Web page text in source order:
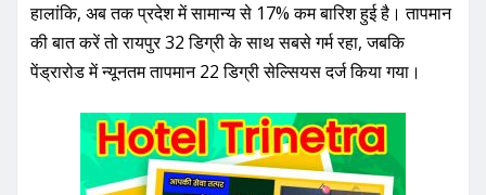
हालांकि, अब तक प्रदेश में सामान्य से 17% कम बारिश हुई है। तापमान
की बात करें तो रायपुर 32 डिग्री के साथ सबसे गर्म रहा, जबकि
पेंड्रारोड में न्यूनतम तापमान 22 डिग्री सेल्सियस दर्ज किया गया।